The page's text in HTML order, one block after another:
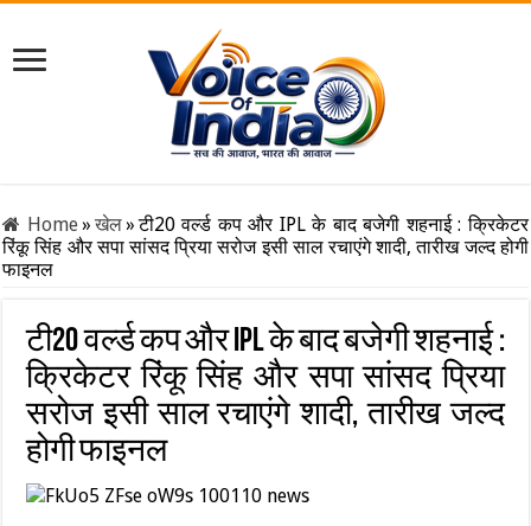
Home»खेल»टी20 वर्ल्ड कप और IPL के बाद बजेगी शहनाई : क्रिकेटर
रिंकू सिंह और सपा सांसद प्रिया सरोज इसी साल रचाएंगे शादी, तारीख जल्द होगी
फाइनल
टी20 वर्ल्ड कप और IPL के बाद बजेगी शहनाई :
क्रिकेटर रिंकू सिंह और सपा सांसद प्रिया
सरोज इसी साल रचाएंगे शादी, तारीख जल्द
होगी फाइनल